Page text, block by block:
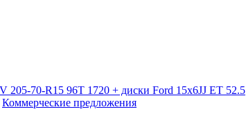
205-70-R15 96T 1720 + диски Ford 15x6JJ ET 52.5
Коммерческие предложения